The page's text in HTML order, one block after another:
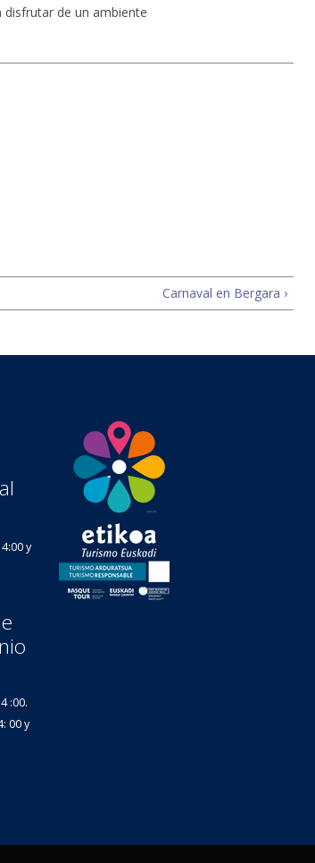
de un ambiente
Carnaval en Bergara ›
y
:00.
00 y